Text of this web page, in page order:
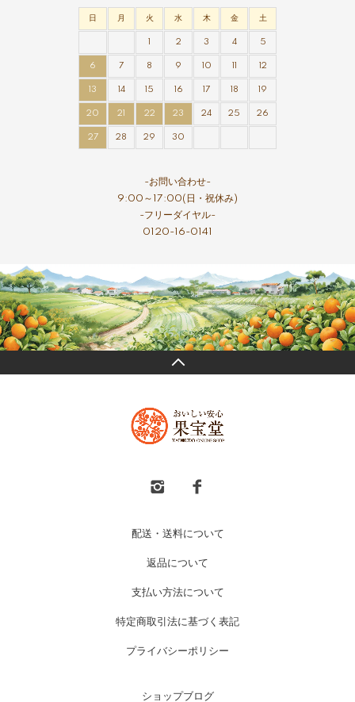
日 月 火 水 木 金 土
1 2 3 4 5
6 7 8 9 10 11 12
13 14 15 16 17 18 19
20 21 22 23 24 25 26
27 28 29 30
-お問い合わせ-
9:00～17:00(日・祝休み)
-フリーダイヤル-
0120-16-0141
配送・送料について
返品について
支払い方法について
特定商取引法に基づく表記
プライバシーポリシー
ショップブログ